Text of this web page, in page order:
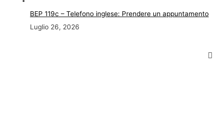
BEP 119c – Telefono inglese: Prendere un appuntamento
Luglio 26, 2026